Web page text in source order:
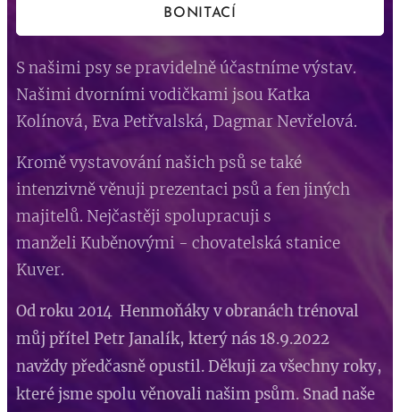
BONITACÍ
S našimi psy se pravidelně účastníme výstav.
Našimi dvorními vodičkami jsou Katka
Kolínová, Eva Petřvalská, Dagmar Nevřelová.
Kromě vystavování našich psů se také
intenzivně věnuji prezentaci psů a fen jiných
majitelů. Nejčastěji spolupracuji s
manželi Kuběnovými - chovatelská stanice
Kuver.
Od roku 2014 Henmoňáky v obranách trénoval
můj přítel Petr Janalík, který nás 18.9.2022
navždy předčasně opustil. Děkuji za všechny roky,
které jsme spolu věnovali našim psům. Snad naše